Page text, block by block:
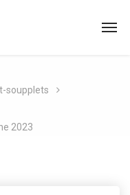
soupplets
2023